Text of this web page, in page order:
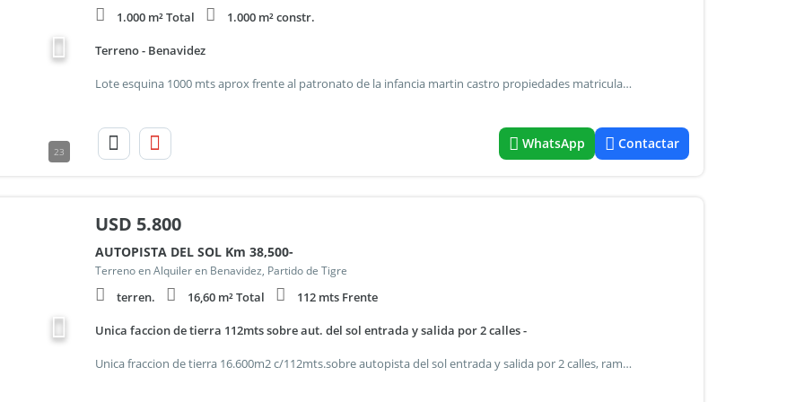
23
1.000 m² Total 1.000 m² constr.
Terreno - Benavidez
Lote esquina 1000 mts aprox frente al patronato de la infancia martin castro propiedades matricula cmcpsi 6476, cucicba 6973
WhatsApp Contactar
USD 5.800
AUTOPISTA DEL SOL Km 38,500-
Terreno en Alquiler en Benavidez, Partido de Tigre
terren. 16,60 m² Total 112 mts Frente
Unica faccion de tierra 112mts sobre aut. del sol entrada y salida por 2 calles -
Unica fraccion de tierra 16.600m2 c/112mts.sobre autopista del sol entrada y salida por 2 calles, ramal escobar km. 38,500 a mts de planta ford logística andreani , frente planta rossen y laboratorios biogenesis, zona de mayor crecimiento de los últimos años ideal al oficinas logistica, concesionaria okm - corralon de materiales, oulet, excelente inversion apto todo fin